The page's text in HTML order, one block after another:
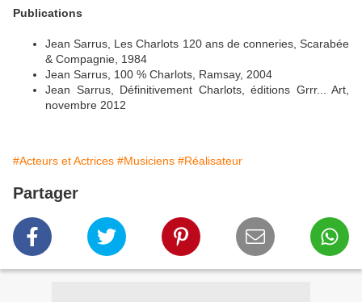
Publications
Jean Sarrus, Les Charlots 120 ans de conneries, Scarabée
& Compagnie, 1984
Jean Sarrus, 100 % Charlots, Ramsay, 2004
Jean Sarrus, Définitivement Charlots, éditions Grrr... Art,
novembre 2012
#Acteurs et Actrices #Musiciens #Réalisateur
Partager